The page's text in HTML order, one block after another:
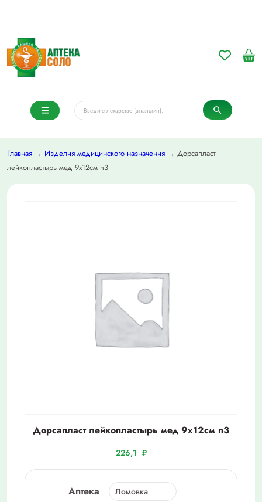
Главная → Изделия медицинского назначения → Дорсапласт
лейкопластырь мед 9х12см n3
Дорсапласт лейкопластырь мед 9х12см n3
226,1 ₽
Аптека